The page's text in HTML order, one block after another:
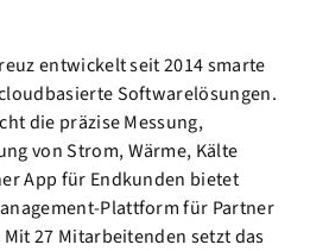
entwickelt seit 2014 smarte
Softwarelösungen.
die präzise Messung,
von Strom, Wärme, Kälte
App für Endkunden bietet
Plattform für Partner
27 Mitarbeitenden setzt das